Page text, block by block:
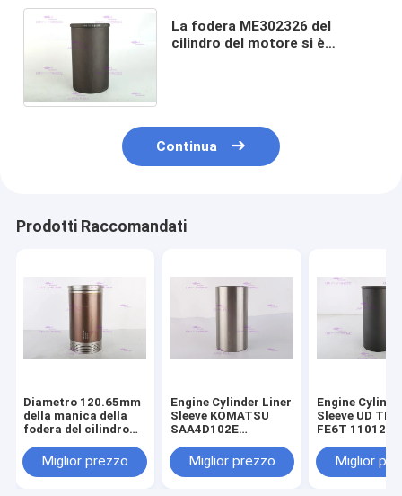
La fodera ME302326 del
cilindro del motore si è
Continua
Prodotti Raccomandati
Diametro 120.65mm
della manica della
fodera del cilindro
di CATERPILLARR
3306
Miglior prezzo
Engine Cylinder Liner
Sleeve KOMATSU
SAA4D102E
29-2110 DIA 102 mm
Miglior prezzo
Engine
Sleeve UD
FE6T 11012-
Miglior